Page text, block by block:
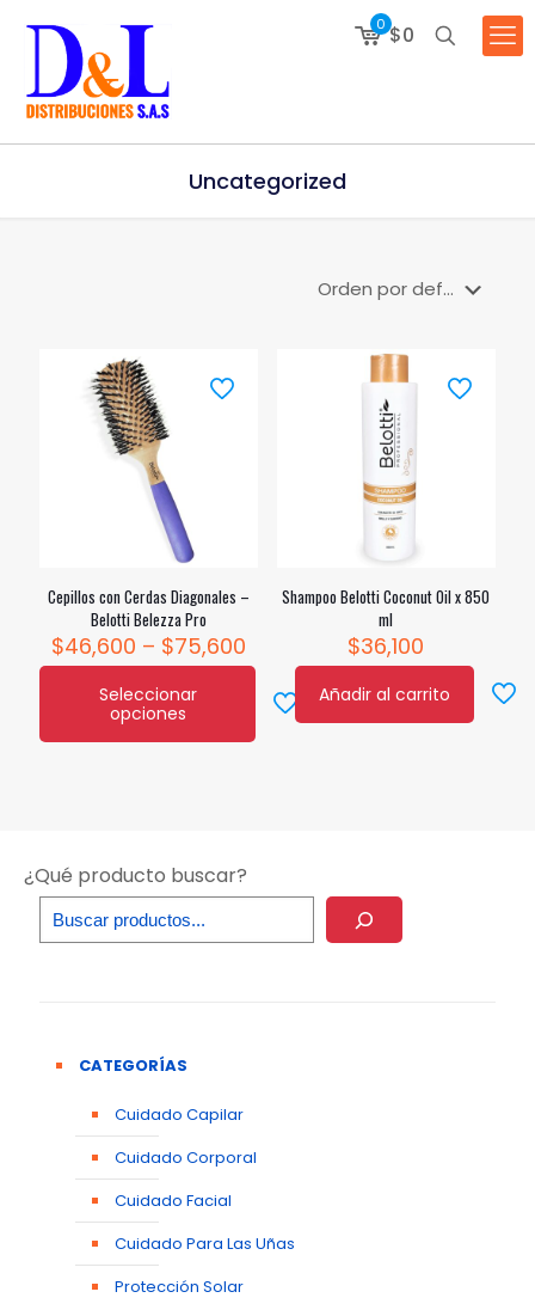
0 $0
Uncategorized
Cepillos con Cerdas Diagonales –
Belotti Belezza Pro
$46,600 – $75,600
range:
$46,600
through
$75,600
Seleccionar
opciones
producto
se
pueden
elegir
en
Shampoo Belotti Coconut Oil x 850
ml
$36,100
Añadir al carrito
¿Qué producto buscar?
CATEGORÍAS
Cuidado Capilar
Cuidado Corporal
Cuidado Facial
Cuidado Para Las Uñas
Protección Solar